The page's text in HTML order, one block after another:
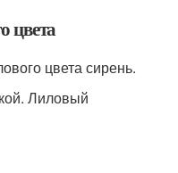
цвета
цвета сирень.